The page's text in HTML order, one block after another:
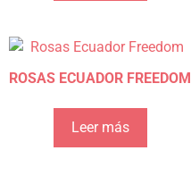
ROSAS ECUADOR FREEDOM
Leer más